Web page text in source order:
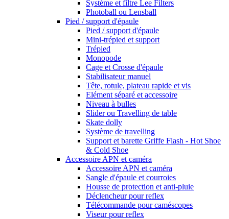
Système et filtre Lee Filters
Photoball ou Lensball
Pied / support d'épaule
Pied / support d'épaule
Mini-trépied et support
Trépied
Monopode
Cage et Crosse d'épaule
Stabilisateur manuel
Tête, rotule, plateau rapide et vis
Elément séparé et accessoire
Niveau à bulles
Slider ou Travelling de table
Skate dolly
Système de travelling
Support et barette Griffe Flash - Hot Shoe
& Cold Shoe
Accessoire APN et caméra
Accessoire APN et caméra
Sangle d'épaule et courroies
Housse de protection et anti-pluie
Déclencheur pour reflex
Télécommande pour caméscopes
Viseur pour reflex